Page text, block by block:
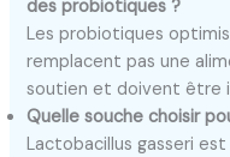
des probiotiques ?
Les probiotiques
remplacent pas une
soutien et doivent être
Quelle souche choisir
Lactobacillus gasseri